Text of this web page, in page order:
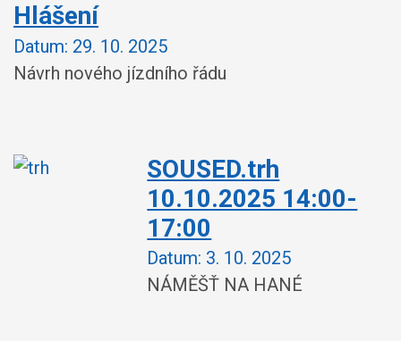
Hlášení
Datum: 29. 10. 2025
Návrh nového jízdního řádu
SOUSED.trh
10.10.2025 14:00-
17:00
Datum: 3. 10. 2025
NÁMĚŠŤ NA HANÉ